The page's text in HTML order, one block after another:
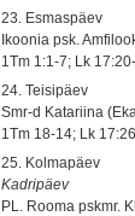
23. Esmaspäev
Ikoonia psk.
1Tm 1:1-7; Lk
24. Teisipäev
Smr-d Katariina
1Tm 18-14; Lk
25. Kolmapäev
Kadripäev
PL. Rooma pskmr.